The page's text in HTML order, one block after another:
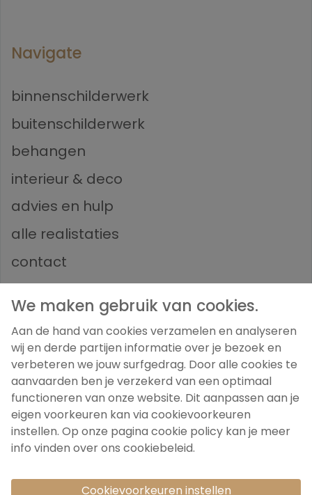
Navigate
binnenschilderwerk
buitenschilderwerk
behangen
interieur & deco
advies en hulp
alle realistaties
contact
Volg ons
privacy voorwaarden
Deze website is beschermd door reCAPTCHA.
Het
We maken gebruik van cookies.
Aan de hand van cookies verzamelen en analyseren
wij en derde partijen informatie over je bezoek en
verbeteren we jouw surfgedrag. Door alle cookies te
aanvaarden ben je verzekerd van een optimaal
functioneren van onze website. Dit aanpassen aan je
eigen voorkeuren kan via cookievoorkeuren
instellen. Op onze pagina cookie policy kan je meer
info vinden over ons cookiebeleid.
Cookievoorkeuren instellen